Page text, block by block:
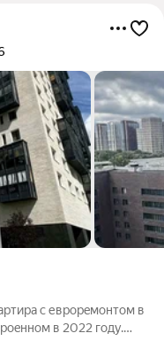
c евpоpeмoнтoм в
в 2022 году.